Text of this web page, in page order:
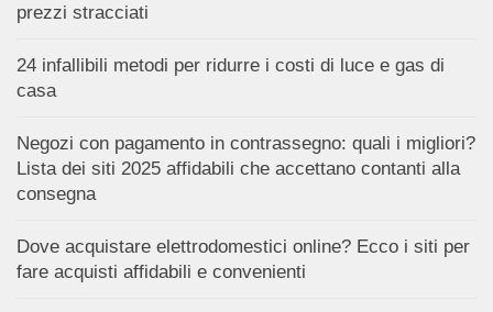
prezzi stracciati
24 infallibili metodi per ridurre i costi di luce e gas di
casa
Negozi con pagamento in contrassegno: quali i migliori?
Lista dei siti 2025 affidabili che accettano contanti alla
consegna
Dove acquistare elettrodomestici online? Ecco i siti per
fare acquisti affidabili e convenienti